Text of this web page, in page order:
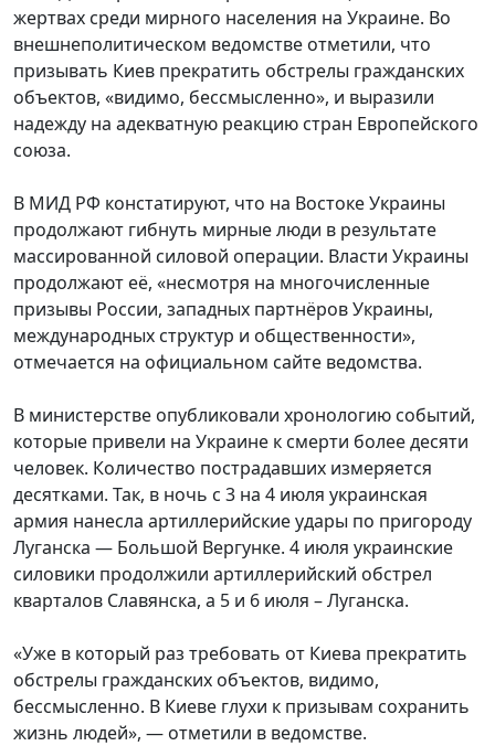
жертвах среди мирного населения на Украине. Во
внешнеполитическом ведомстве отметили, что
призывать Киев прекратить обстрелы гражданских
объектов, «видимо, бессмысленно», и выразили
надежду на адекватную реакцию стран Европейского
союза.
В МИД РФ констатируют, что на Востоке Украины
продолжают гибнуть мирные люди в результате
массированной силовой операции. Власти Украины
продолжают её, «несмотря на многочисленные
призывы России, западных партнёров Украины,
международных структур и общественности»,
отмечается на официальном сайте ведомства.
В министерстве опубликовали хронологию событий,
которые привели на Украине к смерти более десяти
человек. Количество пострадавших измеряется
десятками. Так, в ночь с 3 на 4 июля украинская
армия нанесла артиллерийские удары по пригороду
Луганска — Большой Вергунке. 4 июля украинские
силовики продолжили артиллерийский обстрел
кварталов Славянска, а 5 и 6 июля – Луганска.
«Уже в который раз требовать от Киева прекратить
обстрелы гражданских объектов, видимо,
бессмысленно. В Киеве глухи к призывам сохранить
жизнь людей», — отметили в ведомстве.